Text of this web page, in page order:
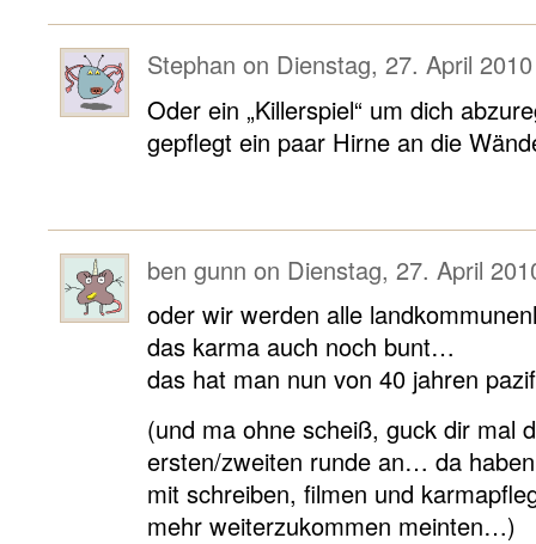
Stephan on Dienstag, 27. April
Oder ein „Killerspiel“ um dich
gepflegt ein paar Hirne an die
ben gunn on Dienstag, 27. April
oder wir werden alle
das karma auch noch bunt…
das hat man nun von 40 jahren
(und ma ohne scheiß, guck dir mal
ersten/zweiten runde an… da
mit schreiben, filmen und
mehr weiterzukommen meinten…)